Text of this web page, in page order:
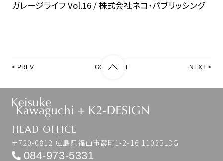
ガレージライフ Vol.16 / 株式会社ネコ・パブリッシング
PREV GO TO LIST NEXT
HEAD OFFICE
〒720-0812 広島県福山市霞町1-2-16 1103BLDG
084-973-5331